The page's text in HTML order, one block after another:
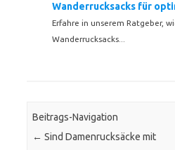
Wanderrucksacks für
Erfahre in unserem Ratgeber,
Wanderrucksacks...
Beitrags-Navigation
← Sind Damenrucksäcke mit